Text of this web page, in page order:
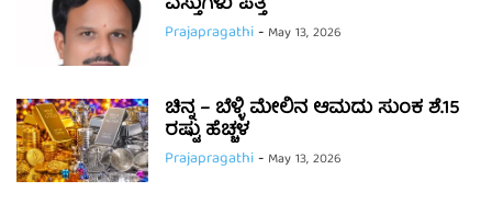
Prajapragathi- May 13, 2026
ಚಿನ್ನ – ಬೆಳ್ಳಿ ಮೇಲಿನ ಆಮದು ಸುಂಕ ಶೆ.15
ರಷ್ಟು ಹೆಚ್ಚಳ
Prajapragathi- May 13, 2026